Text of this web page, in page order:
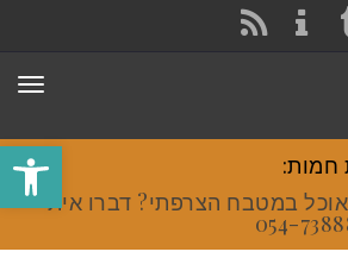
פתח
חמות:
במטבח הצרפתי? דברו איתי